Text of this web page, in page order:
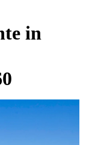
in